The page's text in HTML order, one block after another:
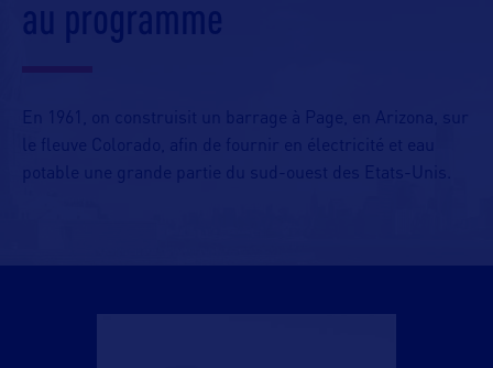
En 1961, on construisit un barrage à Page, en Arizona, sur
le fleuve Colorado, afin de fournir en électricité et eau
potable une grande partie du sud-ouest des Etats-Unis.